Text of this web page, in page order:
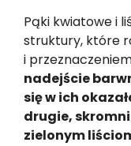
Pąki kwiatowe i
struktury, które
i
nadejście
się w ich
drugie,
zielonym